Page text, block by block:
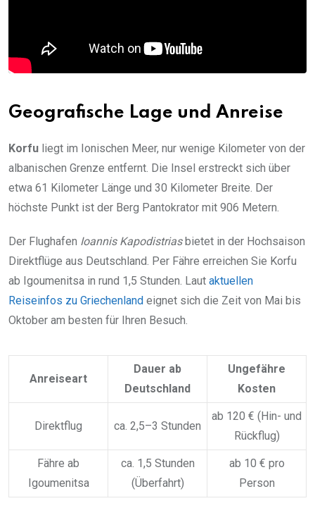
Geografische Lage und Anreise
Korfu liegt im Ionischen Meer, nur wenige Kilometer von der
albanischen Grenze entfernt. Die Insel erstreckt sich über
etwa 61 Kilometer Länge und 30 Kilometer Breite. Der
höchste Punkt ist der Berg Pantokrator mit 906 Metern.
Der Flughafen Ioannis Kapodistriasbietet in der Hochsaison
Direktflüge aus Deutschland. Per Fähre erreichen Sie Korfu
ab Igoumenitsa in rund 1,5 Stunden. Laut aktuellen
Reiseinfos zu Griechenland eignet sich die Zeit von Mai bis
Oktober am besten für Ihren Besuch.
Anreiseart
Dauer ab
Deutschland
Ungefähre
Kosten
Direktflug ca. 2,5–3 Stunden
ab 120 € (Hin- und
Rückflug)
Fähre ab
Igoumenitsa
ca. 1,5 Stunden
(Überfahrt)
ab 10 € pro
Person